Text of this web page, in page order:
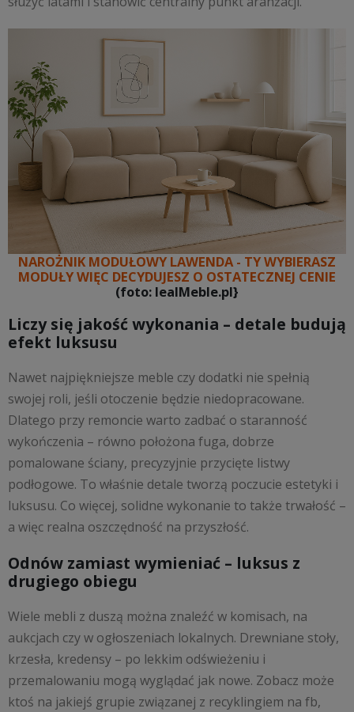
NAROŻNIK MODUŁOWY LAWENDA - TY WYBIERASZ
MODUŁY WIĘC DECYDUJESZ O OSTATECZNEJ CENIE
(foto: IealMeble.pl}
Liczy się jakość wykonania – detale budują
efekt luksusu
Nawet najpiękniejsze meble czy dodatki nie spełnią
swojej roli, jeśli otoczenie będzie niedopracowane.
Dlatego przy remoncie warto zadbać o staranność
wykończenia – równo położona fuga, dobrze
pomalowane ściany, precyzyjnie przycięte listwy
podłogowe. To właśnie detale tworzą poczucie estetyki i
luksusu. Co więcej, solidne wykonanie to także trwałość –
a więc realna oszczędność na przyszłość.
Odnów zamiast wymieniać – luksus z
drugiego obiegu
Wiele mebli z duszą można znaleźć w komisach, na
aukcjach czy w ogłoszeniach lokalnych. Drewniane stoły,
krzesła, kredensy – po lekkim odświeżeniu i
przemalowaniu mogą wyglądać jak nowe. Zobacz może
ktoś na jakiejś grupie związanej z recyklingiem na fb,